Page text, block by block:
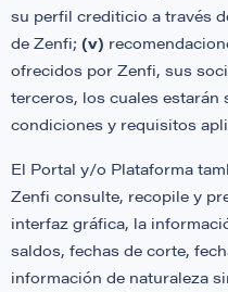
su perfil crediticio a través
de Zenfi; (v)
ofrecidos por Zenfi, sus
terceros, los cuales
condiciones y requisitos
El Portal y/o Plataforma
Zenfi consulte, recopile y
interfaz gráfica, la
saldos, fechas de corte,
información de naturaleza